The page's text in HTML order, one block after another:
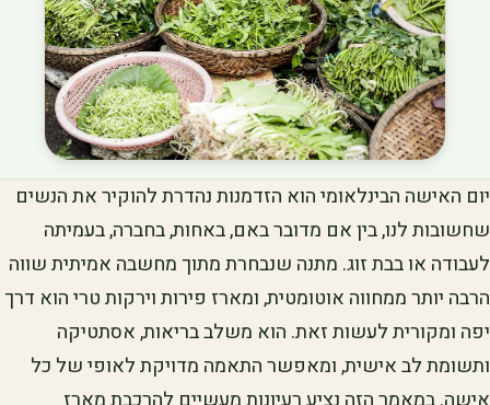
יום האישה הבינלאומי הוא הזדמנות נהדרת להוקיר את הנשים
שחשובות לנו, בין אם מדובר באם, באחות, בחברה, בעמיתה
לעבודה או בבת זוג. מתנה שנבחרת מתוך מחשבה אמיתית שווה
הרבה יותר ממחווה אוטומטית, ומארז פירות וירקות טרי הוא דרך
יפה ומקורית לעשות זאת. הוא משלב בריאות, אסתטיקה
ותשומת לב אישית, ומאפשר התאמה מדויקת לאופי של כל